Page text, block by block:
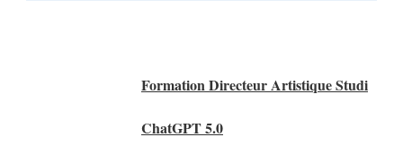
Formation Directeur Artistique Studi
ChatGPT 5.0